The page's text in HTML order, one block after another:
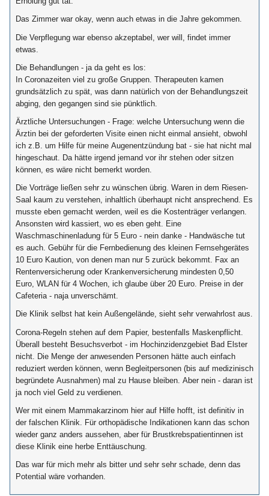
Das Zimmer war okay, wenn auch etwas in die Jahre gekommen.
Die Verpflegung war ebenso akzeptabel, wer will, findet immer
etwas.
Die Behandlungen - ja da geht es los:
In Coronazeiten viel zu große Gruppen. Therapeuten kamen
grundsätzlich zu spät, was dann natürlich von der Behandlungszeit
abging, den gegangen sind sie pünktlich.
Ärztliche Untersuchungen - Frage: welche Untersuchung wenn die
Ärztin bei der geforderten Visite einen nicht einmal ansieht, obwohl
ich z.B. um Hilfe für meine Augenentzündung bat - sie hat nicht mal
hingeschaut. Da hätte irgend jemand vor ihr stehen oder sitzen
können, es wäre nicht bemerkt worden.
Die Vorträge ließen sehr zu wünschen übrig. Waren in dem Riesen-
Saal kaum zu verstehen, inhaltlich überhaupt nicht ansprechend. Es
musste eben gemacht werden, weil es die Kostenträger verlangen.
Ansonsten wird kassiert, wo es eben geht. Eine
Waschmaschinenladung für 5 Euro - nein danke - Handwäsche tut
es auch. Gebühr für die Fernbedienung des kleinen Fernsehgerätes
10 Euro Kaution, von denen man nur 5 zurück bekommt. Fax an
Rentenversicherung oder Krankenversicherung mindesten 0,50
Euro, WLAN für 4 Wochen, ich glaube über 20 Euro. Preise in der
Cafeteria - naja unverschämt.
Die Klinik selbst hat kein Außengelände, sieht sehr verwahrlost aus.
Corona-Regeln stehen auf dem Papier, bestenfalls Maskenpflicht.
Überall besteht Besuchsverbot - im Hochinzidenzgebiet Bad Elster
nicht. Die Menge der anwesenden Personen hätte auch einfach
reduziert werden können, wenn Begleitpersonen (bis auf medizinisch
begründete Ausnahmen) mal zu Hause bleiben. Aber nein - daran ist
ja noch viel Geld zu verdienen.
Wer mit einem Mammakarzinom hier auf Hilfe hofft, ist definitiv in
der falschen Klinik. Für orthopädische Indikationen kann das schon
wieder ganz anders aussehen, aber für Brustkrebspatientinnen ist
diese Klinik eine herbe Enttäuschung.
Das war für mich mehr als bitter und sehr sehr schade, denn das
Potential wäre vorhanden.